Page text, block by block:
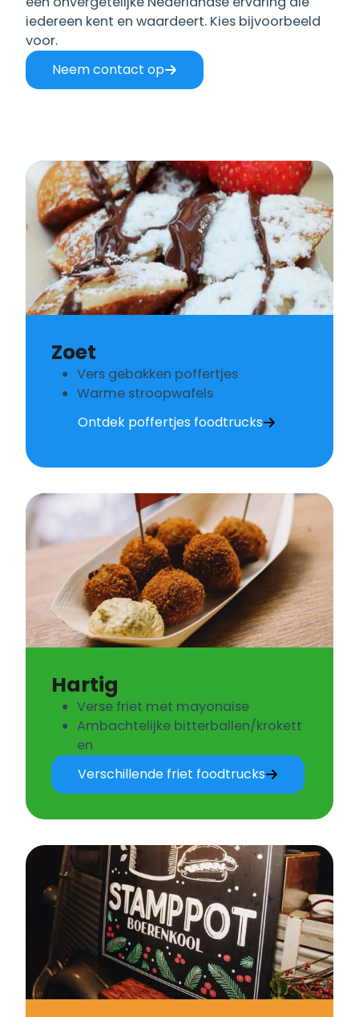
iedereen kent en waardeert. Kies bijvoorbeeld
voor.
Neem contact op
Zoet
Vers gebakken poffertjes
Warme stroopwafels
Ontdek poffertjes foodtrucks
Hartig
Verse friet met mayonaise
Ambachtelijke bitterballen/krokett
en
Verschillende friet foodtrucks